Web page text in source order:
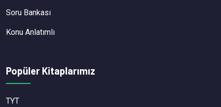
Soru Bankası
Konu Anlatımlı
Popüler Kitaplarımız
TYT